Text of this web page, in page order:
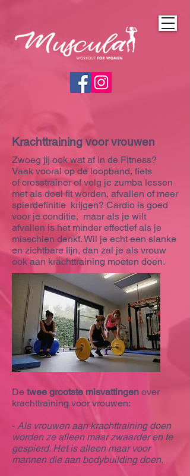
Krachttraining voor vrouwen
Zwoeg jij ook wat af in de Fitness?
Vaak vooral op de loopband, fiets
of crosstrainer of volg je zumba lessen
met als doel fit worden, afvallen of meer
spierdefinitie krijgen? Cardio is goed
voor je conditie, maar als je wilt
afvallen is het minder effectief als je
misschien denkt. Wil je echt een slanke
en zichtbare lijn, dan zal je als vrouw
ook aan krachttraining moeten doen.
De twee grootste misvattingen over
krachttraining voor vrouwen:
- Als vrouwen aan krachttraining doen
worden ze alleen maar zwaarder en te
gespierd. Het is alleen maar voor
mannen die aan bodybuilding doen.